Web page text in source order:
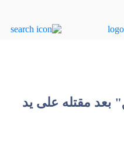
بعد مقتله على يد